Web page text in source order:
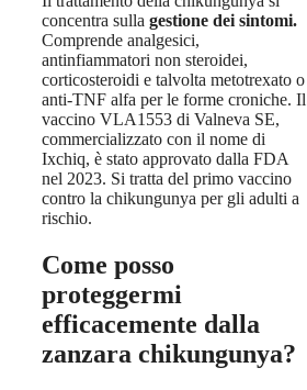
concentra sulla gestione dei sintomi.
Comprende analgesici,
antinfiammatori non steroidei,
corticosteroidi e talvolta metotrexato o
anti-TNF alfa per le forme croniche. Il
vaccino VLA1553 di Valneva SE,
commercializzato con il nome di
Ixchiq, è stato approvato dalla FDA
nel 2023. Si tratta del primo vaccino
contro la chikungunya per gli adulti a
rischio.
Come posso
proteggermi
efficacemente dalla
zanzara chikungunya?